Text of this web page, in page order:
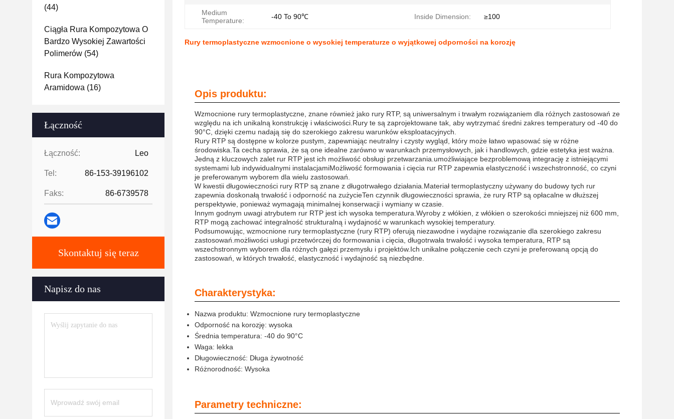
(44)
Ciągła Rura Kompozytowa O
Bardzo Wysokiej Zawartości
Polimerów (54)
Rura Kompozytowa
Aramidowa (16)
Łączność
Łączność: Leo
Tel: 86-153-39196102
Faks: 86-6739578
Skontaktuj się teraz
Napisz do nas
Medium
Temperature:
-40 To 90℃ Inside Dimension: ≥100
Rury termoplastyczne wzmocnione o wysokiej temperaturze o wyjątkowej odporności na korozję
Opis produktu:
Wzmocnione rury termoplastyczne, znane również jako rury RTP, są uniwersalnym i trwałym rozwiązaniem dla różnych zastosowań ze
względu na ich unikalną konstrukcję i właściwości.Rury te są zaprojektowane tak, aby wytrzymać średni zakres temperatury od -40 do
90°C, dzięki czemu nadają się do szerokiego zakresu warunków eksploatacyjnych.
Rury RTP są dostępne w kolorze pustym, zapewniając neutralny i czysty wygląd, który może łatwo wpasować się w różne
środowiska.Ta cecha sprawia, że są one idealne zarówno w warunkach przemysłowych, jak i handlowych, gdzie estetyka jest ważna.
Jedną z kluczowych zalet rur RTP jest ich możliwość obsługi przetwarzania.umożliwiające bezproblemową integrację z istniejącymi
systemami lub indywidualnymi instalacjamiMożliwość formowania i cięcia rur RTP zapewnia elastyczność i wszechstronność, co czyni
je preferowanym wyborem dla wielu zastosowań.
W kwestii długowieczności rury RTP są znane z długotrwałego działania.Materiał termoplastyczny używany do budowy tych rur
zapewnia doskonałą trwałość i odporność na zużycieTen czynnik długowieczności sprawia, że rury RTP są opłacalne w dłuższej
perspektywie, ponieważ wymagają minimalnej konserwacji i wymiany w czasie.
Innym godnym uwagi atrybutem rur RTP jest ich wysoka temperatura.Wyroby z włókien, z włókien o szerokości mniejszej niż 600 mm,
RTP mogą zachować integralność strukturalną i wydajność w warunkach wysokiej temperatury.
Podsumowując, wzmocnione rury termoplastyczne (rury RTP) oferują niezawodne i wydajne rozwiązanie dla szerokiego zakresu
zastosowań.możliwości usługi przetwórczej do formowania i cięcia, długotrwała trwałość i wysoka temperatura, RTP są
wszechstronnym wyborem dla różnych gałęzi przemysłu i projektów.Ich unikalne połączenie cech czyni je preferowaną opcją do
zastosowań, w których trwałość, elastyczność i wydajność są niezbędne.
Charakterystyka:
Nazwa produktu: Wzmocnione rury termoplastyczne
Odporność na korozję: wysoka
Średnia temperatura: -40 do 90°C
Waga: lekka
Długowieczność: Długa żywotność
Różnorodność: Wysoka
Parametry techniczne: